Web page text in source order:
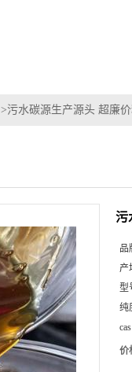
>污水碳源生产源头 超廉
污
品
产
型
纯
cas
价